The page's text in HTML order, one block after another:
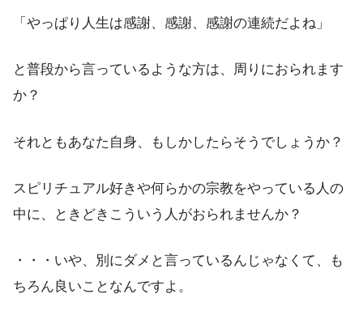
「やっぱり人生は感謝、感謝、感謝の連続だよね」
と普段から言っているような方は、周りにおられます
か？
それともあなた自身、もしかしたらそうでしょうか？
スピリチュアル好きや何らかの宗教をやっている人の
中に、ときどきこういう人がおられませんか？
・・・いや、別にダメと言っているんじゃなくて、も
ちろん良いことなんですよ。